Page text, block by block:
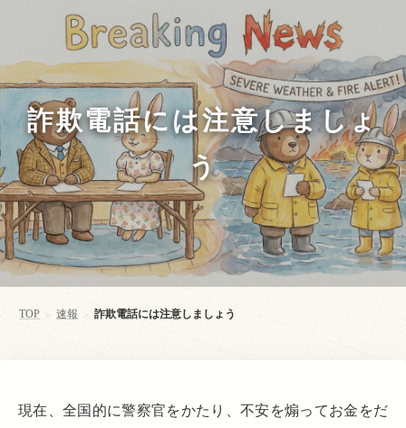
詐欺電話には注意しましょ
う
TOP > 速報 > 詐欺電話には注意しましょう
現在、全国的に警察官をかたり、不安を煽ってお金をだ